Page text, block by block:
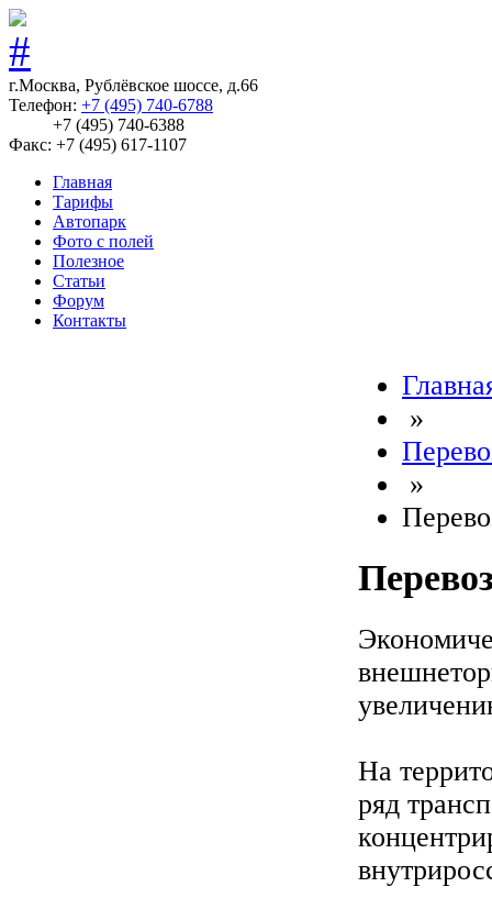
г.Москва, Рублёвское шоссе, д.66
Телефон: +7 (495) 740-6788
+7 (495) 740-6388
Факс: +7 (495) 617-1107
Главная
Тарифы
Автопарк
Фото с полей
Полезное
Статьи
Форум
Контакты
»
»
На
ряд